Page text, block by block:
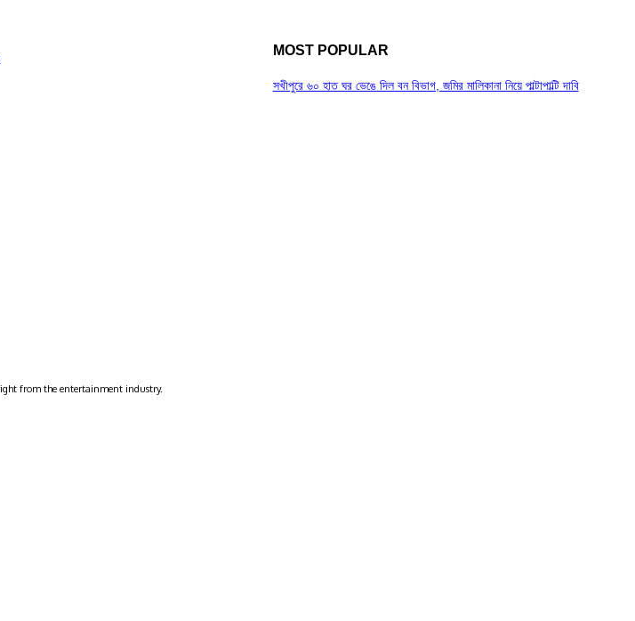
MOST POPULAR
সখীপুরে ৬০ হাত ঘর ভেঙে দিল বন বিভাগ, জমির মালিকানা নিয়ে পাল্টাপাল্টি দাবি
from the entertainment industry.